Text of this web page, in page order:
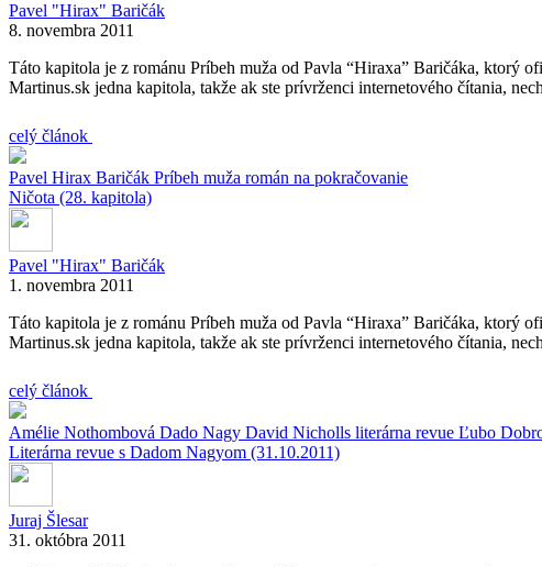
Pavel "Hirax" Baričák
8. novembra 2011
Táto kapitola je z románu Príbeh muža od Pavla “Hiraxa” Baričáka, ktorý
Martinus.sk jedna kapitola, takže ak ste prívrženci internetového čítania,
celý článok
Pavel Hirax Baričák Príbeh muža román na pokračovanie
Ničota (28. kapitola)
Pavel "Hirax" Baričák
1. novembra 2011
Táto kapitola je z románu Príbeh muža od Pavla “Hiraxa” Baričáka, ktorý
Martinus.sk jedna kapitola, takže ak ste prívrženci internetového čítania,
celý článok
Amélie Nothombová Dado Nagy David Nicholls literárna revue Ľubo
Literárna revue s Dadom Nagyom (31.10.2011)
Juraj Šlesar
31. októbra 2011